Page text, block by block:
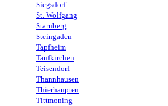
Siegsdorf
St. Wolfgang
Starnberg
Steingaden
Tapfheim
Taufkirchen
Teisendorf
Thannhausen
Thierhaupten
Tittmoning